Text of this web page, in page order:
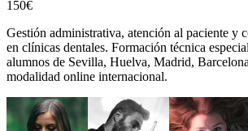
150€
Gestión administrativa, atención al paciente y
en clínicas dentales. Formación técnica
alumnos de Sevilla, Huelva, Madrid,
modalidad online internacional.